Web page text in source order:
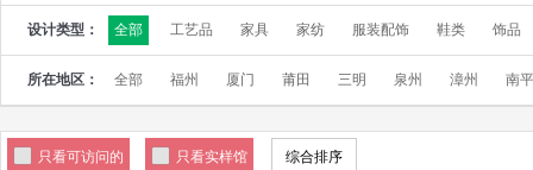
设计类型： 全部 工艺品 家具 家纺 服装配饰 鞋类 饰品
所在地区： 全部 福州 厦门 莆田 三明 泉州 漳州 南平
只看可访问的 只看实样馆 综合排序